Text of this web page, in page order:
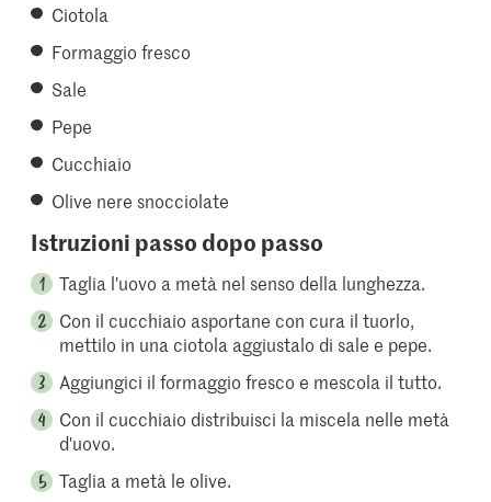
Ciotola
Formaggio fresco
Sale
Pepe
Cucchiaio
Olive nere snocciolate
Istruzioni passo dopo passo
Taglia l'uovo a metà nel senso della lunghezza.
Con il cucchiaio asportane con cura il tuorlo,
mettilo in una ciotola aggiustalo di sale e pepe.
Aggiungici il formaggio fresco e mescola il tutto.
Con il cucchiaio distribuisci la miscela nelle metà
d'uovo.
Taglia a metà le olive.